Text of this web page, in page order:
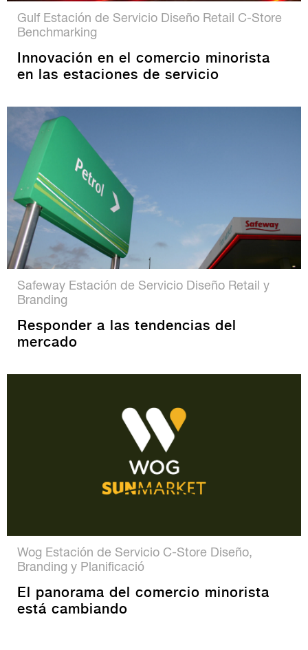
Gulf Estación de Servicio Diseño Retail C-Store
Benchmarking
Innovación en el comercio minorista
en las estaciones de servicio
Safeway Estación de Servicio Diseño Retail y
Branding
Responder a las tendencias del
mercado
Wog Estación de Servicio C-Store Diseño,
Branding y Planificació
El panorama del comercio minorista
está cambiando